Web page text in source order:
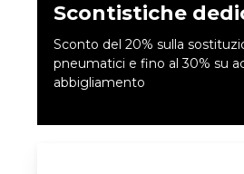
Scontistiche
Sconto del 20% sulla
pneumatici e fino al 30% su
abbigliamento